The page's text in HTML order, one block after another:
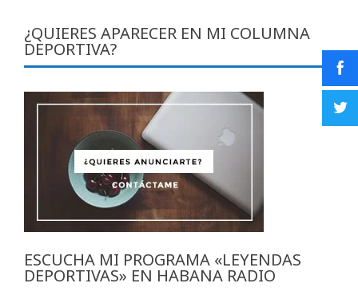
¿QUIERES APARECER EN MI COLUMNA
DEPORTIVA?
ESCUCHA MI PROGRAMA «LEYENDAS
DEPORTIVAS» EN HABANA RADIO